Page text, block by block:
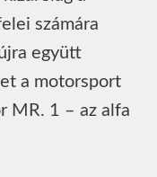
számára
együtt
a motorsport
MR. 1 – az alfa